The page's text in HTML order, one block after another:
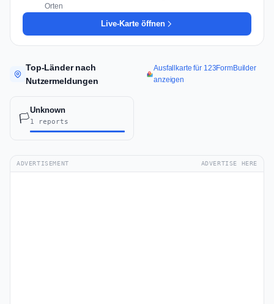
Orten
Live-Karte öffnen
Top-Länder nach
Nutzermeldungen
Ausfallkarte für 123FormBuilder
anzeigen
🏳️
Unknown
1 reports
ADVERTISEMENT ADVERTISE HERE